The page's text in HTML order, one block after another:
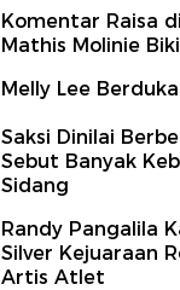
Komentar Raisa
Mathis Molinie
Melly Lee Berduka
Saksi Dinilai
Sebut Banyak
Sidang
Randy Pangalila
Silver Kejuaraan
Artis Atlet